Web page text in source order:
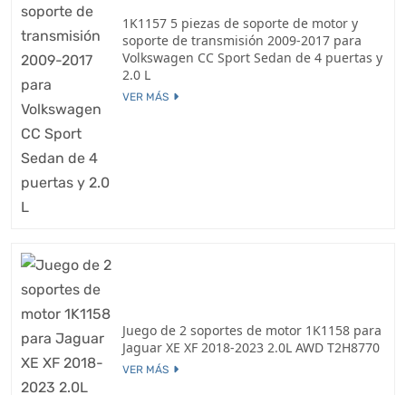
1K1157 5 piezas de soporte de motor y
soporte de transmisión 2009-2017 para
Volkswagen CC Sport Sedan de 4 puertas y
2.0 L
VER MÁS
Juego de 2 soportes de motor 1K1158 para
Jaguar XE XF 2018-2023 2.0L AWD T2H8770
VER MÁS